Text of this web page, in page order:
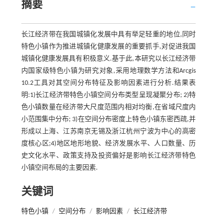
摘要
长江经济带在我国城镇化发展中具有举足轻重的地位,同时
特色小镇作为推进城镇化健康发展的重要抓手,对促进我国
城镇化健康发展具有积极意义.基于此,本研究以长江经济带
内国家级特色小镇为研究对象,采用地理数学方法和Arcgis
10.2工具对其空间分布特征及影响因素进行分析.结果表
明:1)长江经济带特色小镇空间分布类型呈现凝聚分布; 2)特
色小镇数量在经济带大尺度范围内相对均衡,在省域尺度内
小范围集中分布; 3)在空间分布密度上特色小镇东密西疏,并
形成以上海、江苏南京无锡及浙江杭州宁波为中心的高密
度核心区;4)地区地形地貌、经济发展水平、人口数量、历
史文化水平、政策支持及投资偏好是影响长江经济带特色
小镇空间布局的主要因素.
关键词
特色小镇 / 空间分布 / 影响因素 / 长江经济带